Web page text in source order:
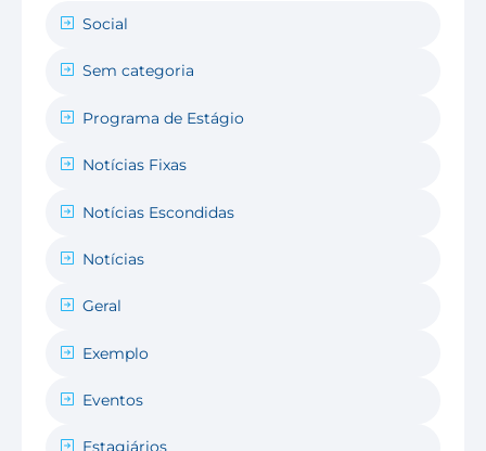
Social
Sem categoria
Programa de Estágio
Notícias Fixas
Notícias Escondidas
Notícias
Geral
Exemplo
Eventos